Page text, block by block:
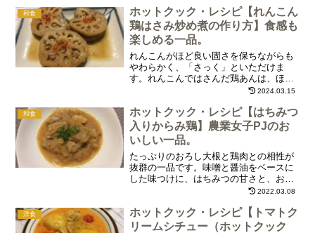
和食
ホットクック・レシピ【れんこん
鶏はさみ炒め煮の作り方】食感も
楽しめる一品。
れんこんがほど良い固さを保ちながらも
やわらかく、「さっく」といただけま
す。れんこんではさんだ鶏あんは、ほの
かな味噌としょうがの風味で、れんこん
の味付けで、お好みで七味をかけるとさ
らにおいしくなります！
2024.03.15
和食
ホットクック・レシピ【はちみつ
入りからみ鶏】農業女子PJのお
いしい一品。
たっぷりのおろし大根と鶏肉との相性が
抜群の一品です。味噌と醤油をベースに
した味つけに、はちみつの甘さと、お酢
のスッパサが加わって、さっぱりといた
は、おすすめの栄養満点の一品です。
2022.03.08
洋食
ホットクック・レシピ【トマトク
リームシチュー（ホットクック